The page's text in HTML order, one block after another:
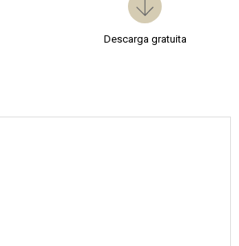
Descarga gratuita